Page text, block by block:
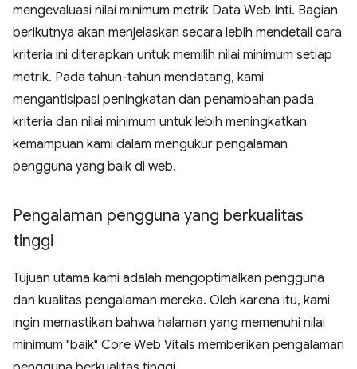
mengevaluasi nilai minimum metrik Data Web Inti. Bagian
berikutnya akan menjelaskan secara lebih mendetail cara
kriteria ini diterapkan untuk memilih nilai minimum setiap
metrik. Pada tahun-tahun mendatang, kami
mengantisipasi peningkatan dan penambahan pada
kriteria dan nilai minimum untuk lebih meningkatkan
kemampuan kami dalam mengukur pengalaman
pengguna yang baik di web.
Pengalaman pengguna yang berkualitas
tinggi
Tujuan utama kami adalah mengoptimalkan pengguna
dan kualitas pengalaman mereka. Oleh karena itu, kami
ingin memastikan bahwa halaman yang memenuhi nilai
minimum "baik" Core Web Vitals memberikan pengalaman